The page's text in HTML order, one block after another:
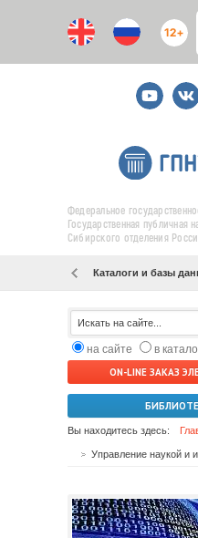
12+
Youtube
Федеральное
Государственная публичная
Сибирского отделения
Каталоги и базы
на сайте
в
ON-LINE ЗАКАЗ
Вы находитесь здесь: